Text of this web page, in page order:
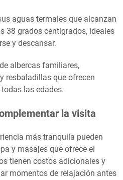
aguas termales que alcanzan
38 grados centígrados, ideales
y descansar.
albercas familiares,
resbaladillas que ofrecen
las edades.
la visita
más tranquila pueden
y masajes que ofrece el
tienen costos adicionales y
momentos de relajación antes